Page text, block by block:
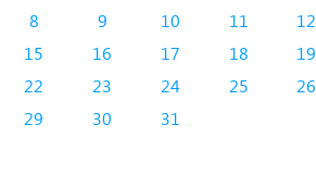
8
9 10 11 12
15
16 17 18 19
22
23 24 25 26
29
30 31